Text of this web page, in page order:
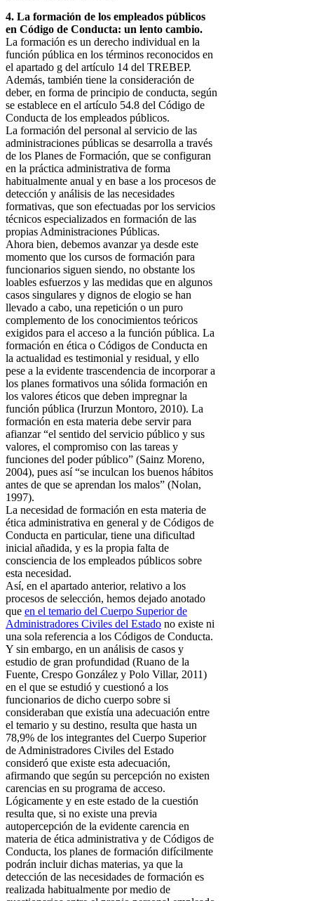
4. La formación de los empleados públicos
en Código de Conducta: un lento cambio.
La formación es un derecho individual en la
función pública en los términos reconocidos en
el apartado g del artículo 14 del TREBEP.
Además, también tiene la consideración de
deber, en forma de principio de conducta, según
se establece en el artículo 54.8 del Código de
Conducta de los empleados públicos.
La formación del personal al servicio de las
administraciones públicas se desarrolla a través
de los Planes de Formación, que se configuran
en la práctica administrativa de forma
habitualmente anual y en base a los procesos de
detección y análisis de las necesidades
formativas, que son efectuadas por los servicios
técnicos especializados en formación de las
propias Administraciones Públicas.
Ahora bien, debemos avanzar ya desde este
momento que los cursos de formación para
funcionarios siguen siendo, no obstante los
loables esfuerzos y las medidas que en algunos
casos singulares y dignos de elogio se han
llevado a cabo, una repetición o un puro
complemento de los conocimientos teóricos
exigidos para el acceso a la función pública. La
formación en ética o Códigos de Conducta en
la actualidad es testimonial y residual, y ello
pese a la evidente trascendencia de incorporar a
los planes formativos una sólida formación en
los valores éticos que deben impregnar la
función pública (Irurzun Montoro, 2010). La
formación en esta materia debe servir para
afianzar “el sentido del servicio público y sus
valores, el compromiso con las tareas y
funciones del poder público” (Sainz Moreno,
2004), pues así “se inculcan los buenos hábitos
antes de que se aprendan los malos” (Nolan,
1997).
La necesidad de formación en esta materia de
ética administrativa en general y de Códigos de
Conducta en particular, tiene una dificultad
inicial añadida, y es la propia falta de
consciencia de los empleados públicos sobre
esta necesidad.
Así, en el apartado anterior, relativo a los
procesos de selección, hemos dejado anotado
que en el temario del Cuerpo Superior de
Administradores Civiles del Estado no existe ni
una sola referencia a los Códigos de Conducta.
Y sin embargo, en un análisis de casos y
estudio de gran profundidad (Ruano de la
Fuente, Crespo González y Polo Villar, 2011)
en el que se estudió y cuestionó a los
funcionarios de dicho cuerpo sobre si
consideraban que existía una adecuación entre
el temario y su destino, resulta que hasta un
78,9% de los integrantes del Cuerpo Superior
de Administradores Civiles del Estado
consideró que existe esta adecuación,
afirmando que según su percepción no existen
carencias en su programa de acceso.
Lógicamente y en este estado de la cuestión
resulta que, si no existe una previa
autopercepción de la evidente carencia en
materia de ética administrativa y de Códigos de
Conducta, los planes de formación difícilmente
podrán incluir dichas materias, ya que la
detección de las necesidades de formación es
realizada habitualmente por medio de